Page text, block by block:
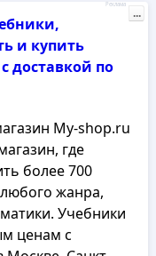
и купить
доставкой по
My-shop.ru
где
более 700
жанра,
Учебники
ценам с
Реклама
...